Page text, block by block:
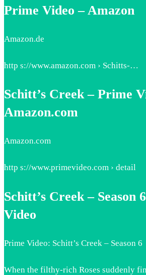
Prime Video – Amazon
Amazon.de
http s://www.amazon.com › Schitts-…
Schitt’s Creek – Prime
Amazon.com
Amazon.com
http s://www.primevideo.com › detail
Schitt’s Creek – Season
Video
Prime Video: Schitt’s Creek – Season 6
When the filthy-rich Roses suddenly